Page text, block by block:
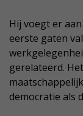
Hij voegt er
eerste gaten
gerelateerd.
democratie als